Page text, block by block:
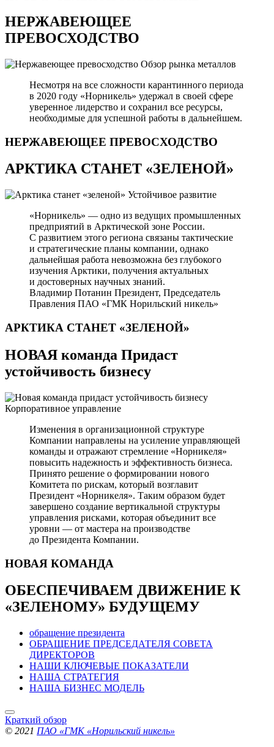
НЕРЖАВЕЮЩЕЕ
ПРЕВОСХОДСТВО
Обзор рынка металлов
Несмотря на все сложности карантинного периода
в 2020 году «Норникель» удержал в своей сфере
уверенное лидерство и сохранил все ресурсы,
необходимые для успешной работы в дальнейшем.
НЕРЖАВЕЮЩЕЕ ПРЕВОСХОДСТВО
АРКТИКА СТАНЕТ «ЗЕЛЕНОЙ»
Устойчивое развитие
«Норникель» — одно из ведущих промышленных
предприятий в Арктической зоне России.
С развитием этого региона связаны тактические
и стратегические планы компании, однако
дальнейшая работа невозможна без глубокого
изучения Арктики, получения актуальных
и достоверных научных знаний.
Владимир Потанин Президент, Председатель
Правления ПАО «ГМК Норильский никель»
АРКТИКА СТАНЕТ «ЗЕЛЕНОЙ»
НОВАЯ команда Придаст
устойчивость бизнесу
Корпоративное управление
Изменения в организационной структуре
Компании направлены на усиление управляющей
команды и отражают стремление «Норникеля»
повысить надежность и эффективность бизнеса.
Принято решение о формировании нового
Комитета по рискам, который возглавит
Президент «Норникеля». Таким образом будет
завершено создание вертикальной структуры
управления рисками, которая объединит все
уровни — от мастера на производстве
до Президента Компании.
НОВАЯ КОМАНДА
ОБЕСПЕЧИВАЕМ ДВИЖЕНИЕ К
«ЗЕЛЕНОМУ» БУДУЩЕМУ
обращение президента
ОБРАЩЕНИЕ ПРЕДСЕДАТЕЛЯ СОВЕТА
ДИРЕКТОРОВ
НАШИ КЛЮЧЕВЫЕ ПОКАЗАТЕЛИ
НАША СТРАТЕГИЯ
НАША БИЗНЕС МОДЕЛЬ
Краткий обзор
© 2021 ПАО «ГМК «Норильский никель»